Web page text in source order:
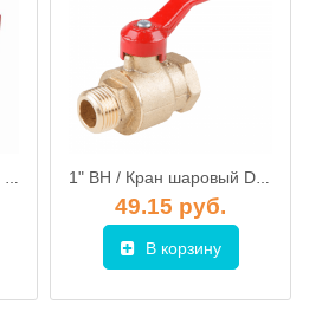
3/4" ВН / Кран шаровый с АМЕРИКАНКОЙ Ду20, ручка бабочка, AQualink 1" ВН / Кран шаровый DN 25 PN 1.6 МПАа 11б27n5 (вод) м-ц, Цветлит
49.15 руб.
В корзину